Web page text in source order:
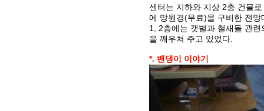
센터는 지하와 지상 2층 건물
에 망원경(무료)을 구비한 전
1, 2층에는 갯벌과 철새들 관
을 깨우쳐 주고 있었다.
*. 밴댕이 이야기